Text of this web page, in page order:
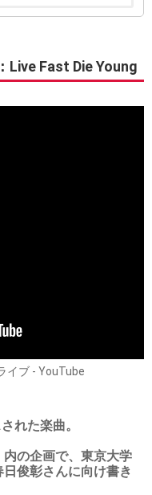
Live Fast Die Young
イブ - YouTube
れた楽曲。
の企画で、東京大学
俊彰さんに向け書き